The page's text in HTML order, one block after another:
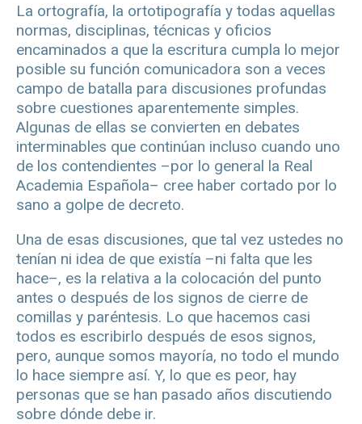
La ortografía, la ortotipografía y todas aquellas
normas, disciplinas, técnicas y oficios
encaminados a que la escritura cumpla lo mejor
posible su función comunicadora son a veces
campo de batalla para discusiones profundas
sobre cuestiones aparentemente simples.
Algunas de ellas se convierten en debates
interminables que continúan incluso cuando uno
de los contendientes –por lo general la Real
Academia Española– cree haber cortado por lo
sano a golpe de decreto.
Una de esas discusiones, que tal vez ustedes no
tenían ni idea de que existía –ni falta que les
hace–, es la relativa a la colocación del punto
antes o después de los signos de cierre de
comillas y paréntesis. Lo que hacemos casi
todos es escribirlo después de esos signos,
pero, aunque somos mayoría, no todo el mundo
lo hace siempre así. Y, lo que es peor, hay
personas que se han pasado años discutiendo
sobre dónde debe ir.